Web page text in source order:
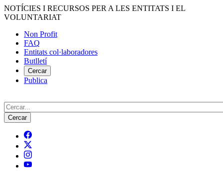
Vés
al
NOTÍCIES I RECURSOS PER A LES ENTITATS I EL
VOLUNTARIAT
Menú
del
compte
d'usuari
Non Profit
FAQ
Entitats col·laboradores
Butlletí
Cercar
Publica
Cerca